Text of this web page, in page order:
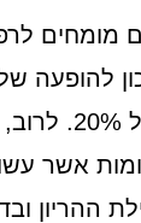
מומחים
להופעה
הריון
אשר
ההריון